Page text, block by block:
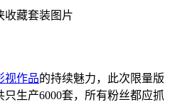
视作品的持续魅力，此次限量版
生产6000套，所有粉丝都应抓